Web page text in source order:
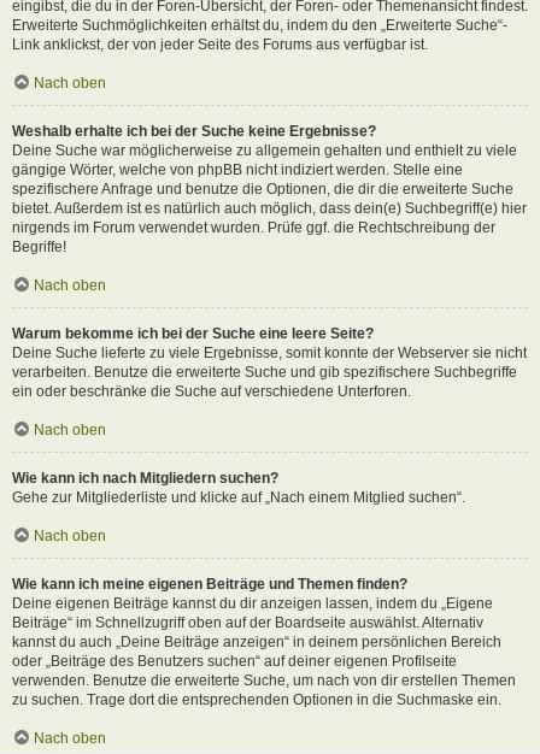
eingibst, die du in der Foren-Übersicht, der Foren- oder Themenansicht findest.
Erweiterte Suchmöglichkeiten erhältst du, indem du den „Erweiterte Suche“-
Link anklickst, der von jeder Seite des Forums aus verfügbar ist.
Nach oben
Weshalb erhalte ich bei der Suche keine Ergebnisse?
Deine Suche war möglicherweise zu allgemein gehalten und enthielt zu viele
gängige Wörter, welche von phpBB nicht indiziert werden. Stelle eine
spezifischere Anfrage und benutze die Optionen, die dir die erweiterte Suche
bietet. Außerdem ist es natürlich auch möglich, dass dein(e) Suchbegriff(e) hier
nirgends im Forum verwendet wurden. Prüfe ggf. die Rechtschreibung der
Begriffe!
Nach oben
Warum bekomme ich bei der Suche eine leere Seite?
Deine Suche lieferte zu viele Ergebnisse, somit konnte der Webserver sie nicht
verarbeiten. Benutze die erweiterte Suche und gib spezifischere Suchbegriffe
ein oder beschränke die Suche auf verschiedene Unterforen.
Nach oben
Wie kann ich nach Mitgliedern suchen?
Gehe zur Mitgliederliste und klicke auf „Nach einem Mitglied suchen“.
Nach oben
Wie kann ich meine eigenen Beiträge und Themen finden?
Deine eigenen Beiträge kannst du dir anzeigen lassen, indem du „Eigene
Beiträge“ im Schnellzugriff oben auf der Boardseite auswählst. Alternativ
kannst du auch „Deine Beiträge anzeigen“ in deinem persönlichen Bereich
oder „Beiträge des Benutzers suchen“ auf deiner eigenen Profilseite
verwenden. Benutze die erweiterte Suche, um nach von dir erstellen Themen
zu suchen. Trage dort die entsprechenden Optionen in die Suchmaske ein.
Nach oben